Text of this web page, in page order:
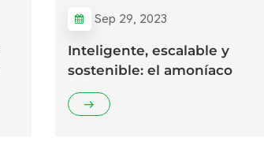
Sep 29, 2023
Inteligente, escalable y
sostenible: el amoníaco
verde 3.0 de KAPSOM ya está
aquí